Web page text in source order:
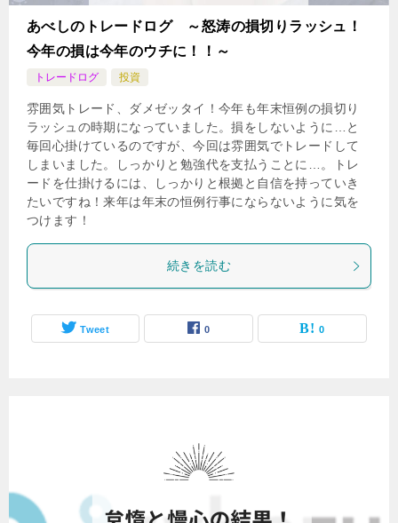
あべしのトレードログ ～怒涛の損切りラッシュ！
今年の損は今年のウチに！！～
トレードログ 投資
雰囲気トレード、ダメゼッタイ！今年も年末恒例の損切り
ラッシュの時期になっていました。損をしないように…と
毎回心掛けているのですが、今回は雰囲気でトレードして
しまいました。しっかりと勉強代を支払うことに…。トレ
ードを仕掛けるには、しっかりと根拠と自信を持っていき
たいですね！来年は年末の恒例行事にならないように気を
つけます！
続きを読む
Tweet 0 0